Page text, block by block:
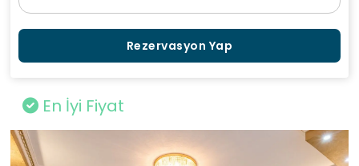
Rezervasyon Yap
En İyi Fiyat